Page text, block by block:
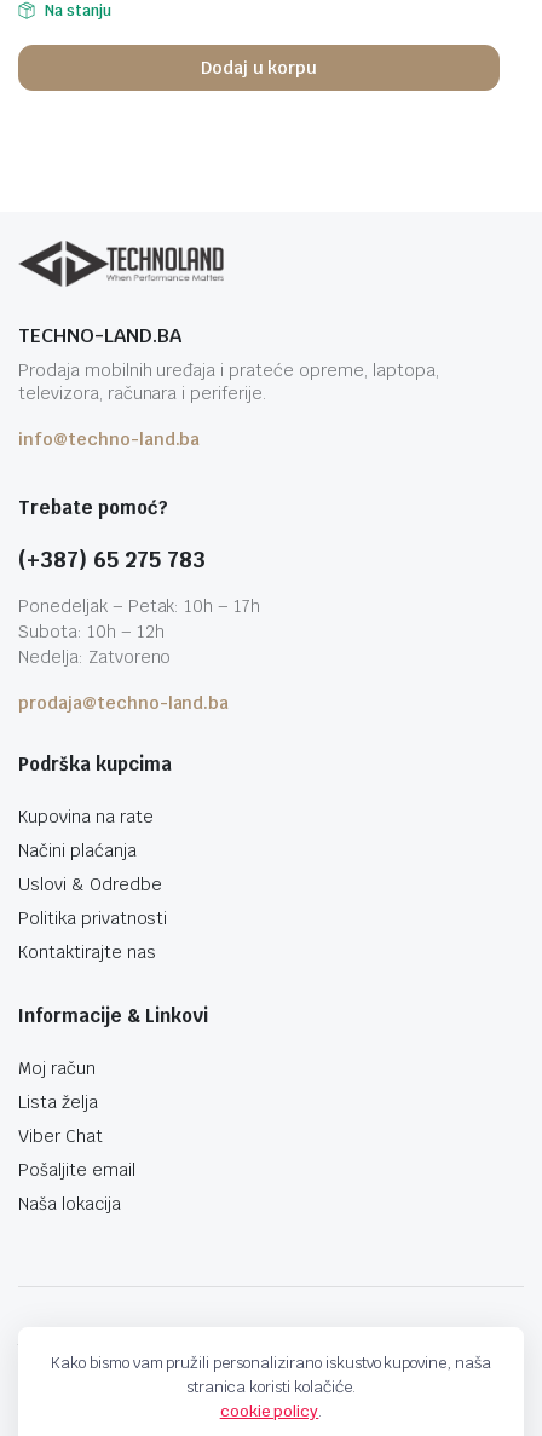
Na stanju
Dodaj u korpu
TECHNO-LAND.BA
Prodaja mobilnih uređaja i prateće opreme, laptopa,
televizora, računara i periferije.
info@techno-land.ba
Trebate pomoć?
(+387) 65 275 783
Ponedeljak – Petak: 10h – 17h
Subota: 10h – 12h
Nedelja: Zatvoreno
prodaja@techno-land.ba
Podrška kupcima
Kupovina na rate
Načini plaćanja
Uslovi & Odredbe
Politika privatnosti
Kontaktirajte nas
Informacije & Linkovi
Moj račun
Lista želja
Viber Chat
Pošaljite email
Naša lokacija
Kako bismo vam pružili personalizirano iskustvo kupovine, naša
stranica koristi kolačiće.
cookie policy.